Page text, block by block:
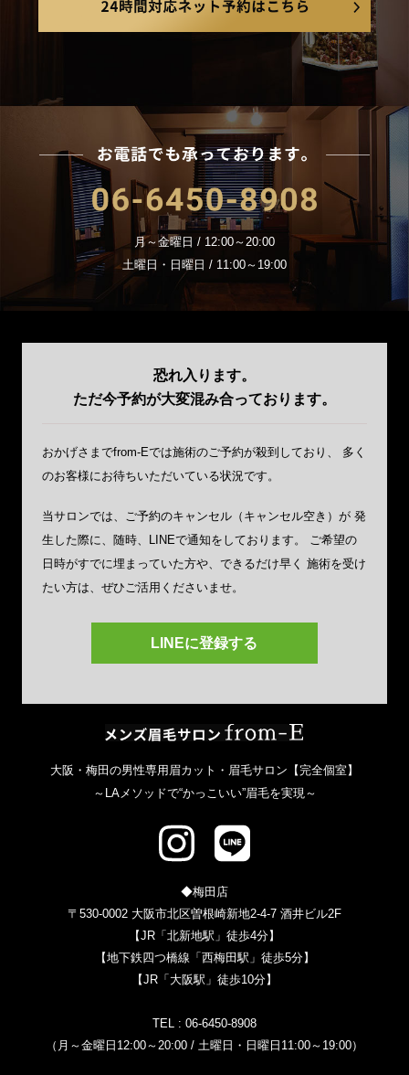
24時
06-6450-8908
月～金曜日 / 12:00～20:00
土曜日・日曜日 / 11:00～19:00
恐れ入ります。
ただ今予約が大変混み合っております。
おかげさまでfrom-Eでは施術のご予約が殺到しており、
多く
のお客様にお待ちいただいている状況です。
当サロンでは、ご予約のキャンセル（キャンセル空き）が 発
生した際に、随時、LINEで通知をしております。
ご希望の
日時がすでに埋まっていた方や、できるだけ早く 施術を受け
たい方は、ぜひご活用くださいませ。
LINEに登録する
大阪・梅田の男性専用眉カット・眉毛サロン【完全個室】
～LAメソッドで“かっこいい”眉毛を実現～
◆梅田店
〒530-0002 大阪市北区曽根崎新地2-4-7 酒井ビル2F
【JR「北新地駅」徒歩4分】
【地下鉄四つ橋線「西梅田駅」徒歩5分】
【JR「大阪駅」徒歩10分】
TEL : 06-6450-8908
（月～金曜日12:00～20:00 / 土曜日・日曜日11:00～19:00）